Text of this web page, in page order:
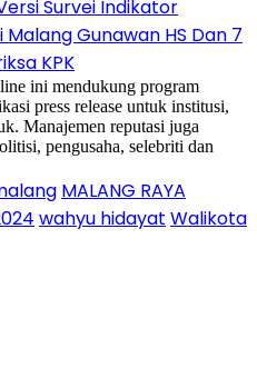
Survei Indikator
Gunawan HS Dan 7
KPK
ini mendukung program
press release untuk institusi,
Manajemen reputasi juga
pengusaha, selebriti dan
MALANG RAYA
wahyu hidayat Walikota